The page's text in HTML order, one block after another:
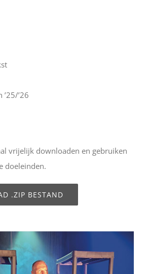
’26
vrijelijk downloaden en gebruiken
doeleinden.
.ZIP BESTAND